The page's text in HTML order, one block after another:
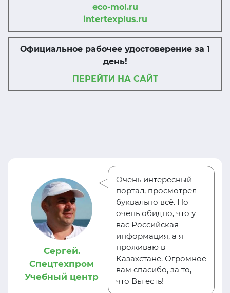
eco-mol.ru
intertexplus.ru
Официальное рабочее удостоверение за 1
день!
ПЕРЕЙТИ НА САЙТ
Сергей.
Спецтехпром
Учебный центр
Очень интересный
портал, просмотрел
буквально всё. Но
очень обидно, что у
вас Российская
информация, а я
проживаю в
Казахстане. Огромное
вам спасибо, за то,
что Вы есть!